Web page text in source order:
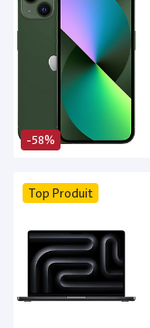
-58%
Top Produit